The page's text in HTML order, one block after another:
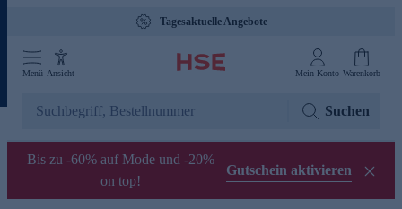
Tagesaktuelle Angebote
Menü Ansicht Mein Konto Warenkorb
Suchen
Bis zu -60% auf Mode und -20%
on top!
Gutschein aktivieren